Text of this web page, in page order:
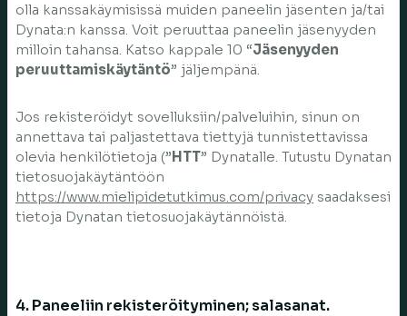
olla kanssakäymisissä muiden paneelin jäsenten ja/tai
Dynata:n kanssa. Voit peruuttaa paneelin jäsenyyden
milloin tahansa. Katso kappale 10 “Jäsenyyden
peruuttamiskäytäntö” jäljempänä.
Jos rekisteröidyt sovelluksiin/palveluihin, sinun on
annettava tai paljastettava tiettyjä tunnistettavissa
olevia henkilötietoja (”HTT” Dynatalle. Tutustu Dynatan
tietosuojakäytäntöön
https://www.mielipidetutkimus.com/privacy saadaksesi
tietoja Dynatan tietosuojakäytännöistä.
4. Paneeliin rekisteröityminen; salasanat.